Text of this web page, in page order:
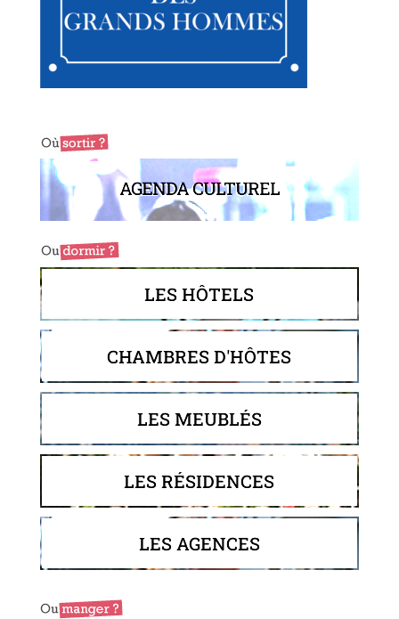
AGENDA CULTUREL
LES HÔTELS
CHAMBRES D'HÔTES
LES MEUBLÉS
LES RÉSIDENCES
LES AGENCES